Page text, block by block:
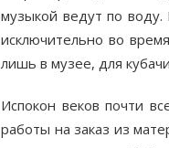
музыкой ведут по воду.
исключительно во
лишь в музее, для
Испокон веков почти
работы на заказ из